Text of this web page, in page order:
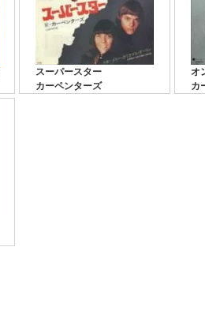
スーパースター
カーペンターズ
オ
カ